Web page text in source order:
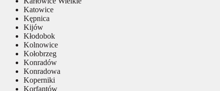
Katowice
Kępnica
Kijów
Kłodobok
Kolnowice
Kołobrzeg
Konradów
Konradowa
Koperniki
Korfantów